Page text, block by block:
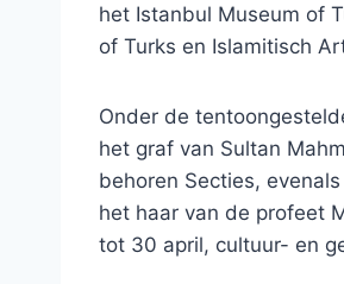
het Istanbul Museum of
of Turks en Islamitisch
Onder de
het graf van Sultan
behoren Secties,
het haar van de profeet
tot 30 april, cultuur- en